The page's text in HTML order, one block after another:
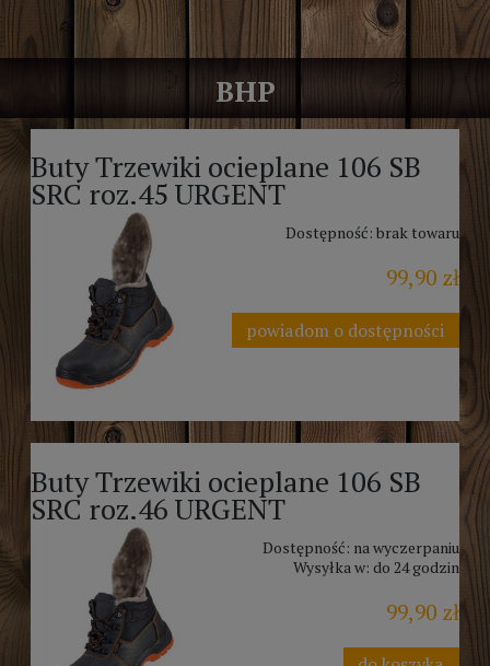
BHP
Buty Trzewiki ocieplane 106 SB
SRC roz.45 URGENT
Dostępność: brak towaru
99,90 zł
powiadom o dostępności
Buty Trzewiki ocieplane 106 SB
SRC roz.46 URGENT
Dostępność: na wyczerpaniu
Wysyłka w: do 24 godzin
99,90 zł